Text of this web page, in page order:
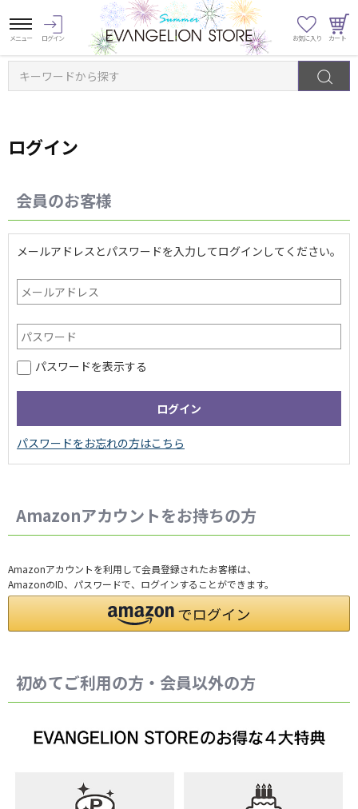
キーワードから探す
ログイン
会員のお客様
メールアドレスとパスワードを入力してログインしてください。
パスワードを表示する
Amazonアカウントをお持ちの方
Amazonアカウントを利用して会員登録されたお客様は、
AmazonのID、パスワードで、ログインすることができます。
初めてご利用の方・会員以外の方